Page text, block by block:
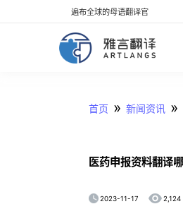
遍布全球的母语翻译官
首页 » 新闻资讯 »
医药申报资料翻译
2023-11-17 2,124